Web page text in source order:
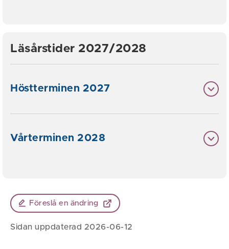
Läsårstider 2027/2028
Höstterminen 2027
Vårterminen 2028
Föreslå en ändring
Sidan uppdaterad 2026-06-12